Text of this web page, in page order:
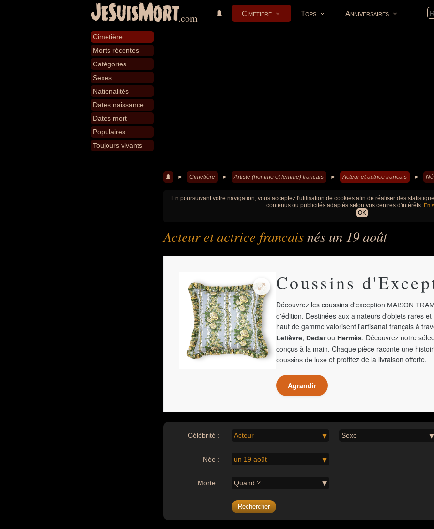
JeSuisMort.com Cimetière Tops Anniversaires
Cimetière
Morts récentes
Catégories
Sexes
Nationalités
Dates naissance
Dates mort
Populaires
Toujours vivants
► Cimetière ► Artiste (homme et femme) francais ► Acteur et actrice francais ►
En poursuivant votre navigation, vous acceptez l'utilisation de cookies afin de réaliser des
contenus ou publicités adaptés selon vos centres d'intérêts. En
OK
Acteur et actrice francaisnés un 19 août
Coussins
Découvrez les coussins d'exception MAISON
d'édition. Destinées aux amateurs d'objets rares
haut de gamme valorisent l'artisanat français à
Lelièvre, Dedarou Hermès. Découvrez notre
conçus à la main. Chaque pièce raconte une
coussins de luxe et profitez de la livraison offerte.
Agrandir
Célébrité : Acteur Sexe
Née : un 19 août
Morte : Quand ?